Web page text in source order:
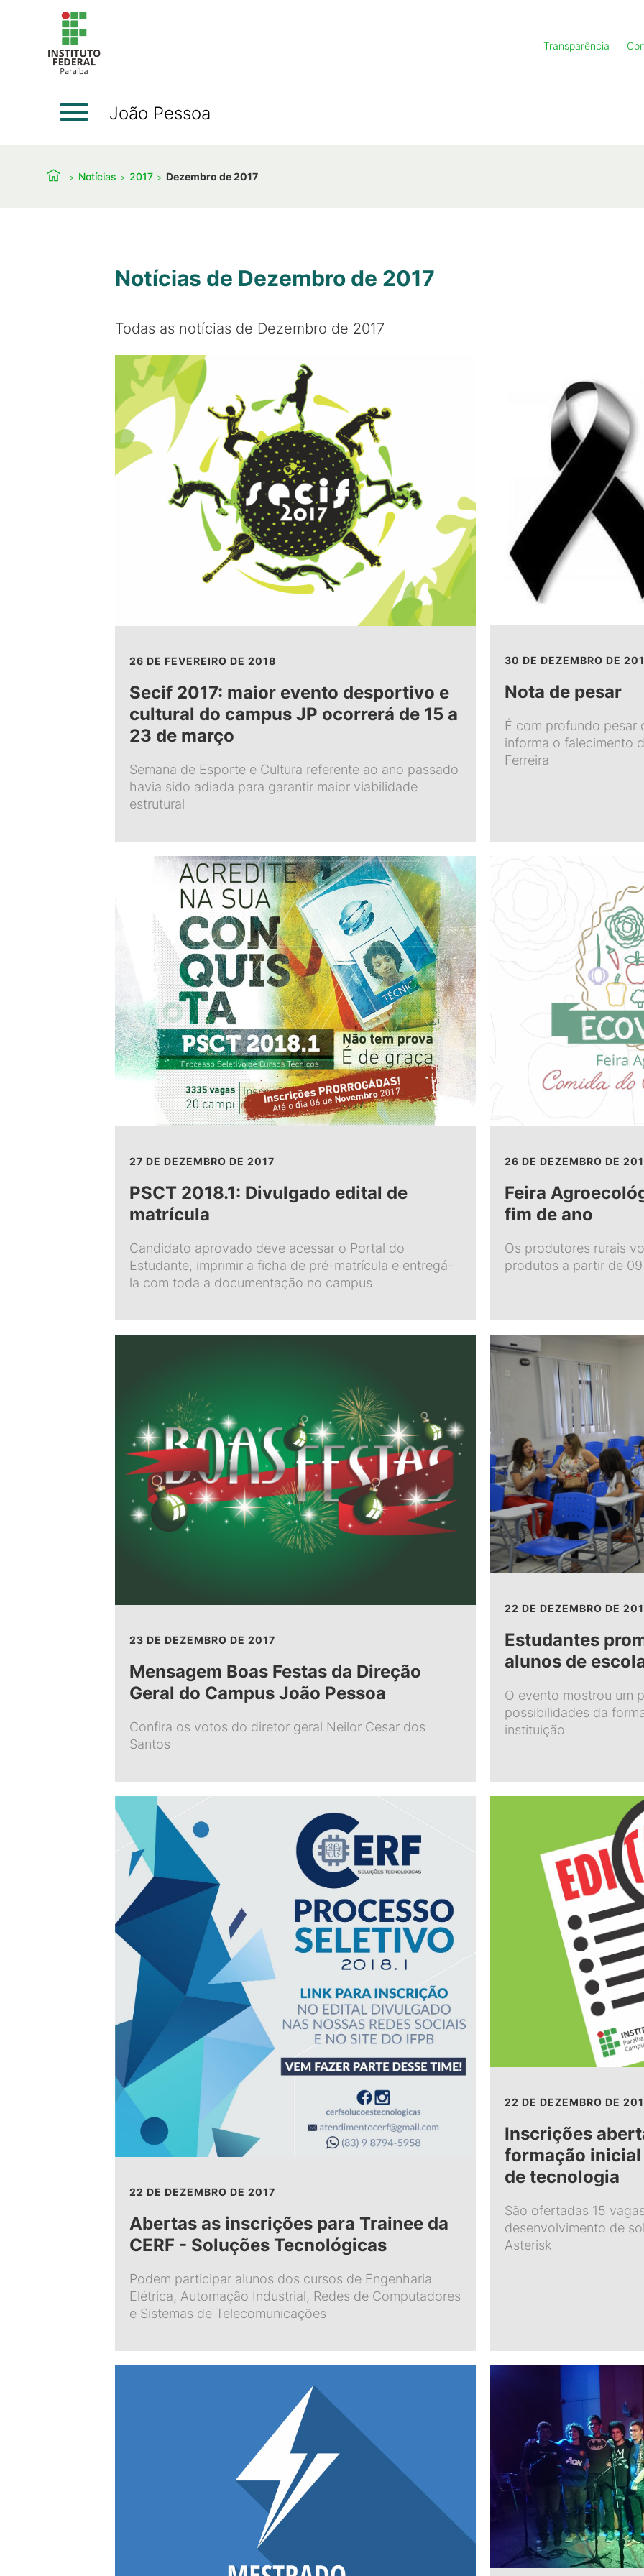
Transparência
João Pessoa
Notícias 2017 Dezembro de 2017
Notícias de Dezembro de 2017
Todas as notícias de Dezembro de 2017
26 DE FEVEREIRO DE 2018
Secif 2017: maior evento desportivo e
cultural do campus JP ocorrerá de 15 a
23 de março
Semana de Esporte e Cultura referente ao ano passado
havia sido adiada para garantir maior viabilidade
estrutural
30 DE DEZEMBRO DE
Nota de pesar
É com profundo pesar
informa o falecimento
Ferreira
27 DE DEZEMBRO DE 2017
PSCT 2018.1: Divulgado edital de
matrícula
Candidato aprovado deve acessar o Portal do
Estudante, imprimir a ficha de pré-matrícula e entregá-
la com toda a documentação no campus
26 DE DEZEMBRO DE
Feira
fim de ano
Os produtores rurais
produtos a partir de
23 DE DEZEMBRO DE 2017
Mensagem Boas Festas da Direção
Geral do Campus João Pessoa
Confira os votos do diretor geral Neilor Cesar dos
Santos
22 DE DEZEMBRO DE
Estudantes
alunos de
O evento mostrou um
possibilidades da
instituição
22 DE DEZEMBRO DE 2017
Abertas as inscrições para Trainee da
CERF - Soluções Tecnológicas
Podem participar alunos dos cursos de Engenharia
Elétrica, Automação Industrial, Redes de Computadores
e Sistemas de Telecomunicações
22 DE DEZEMBRO DE
Inscrições
formação inicial
de tecnologia
São ofertadas 15
desenvolvimento de
Asterisk